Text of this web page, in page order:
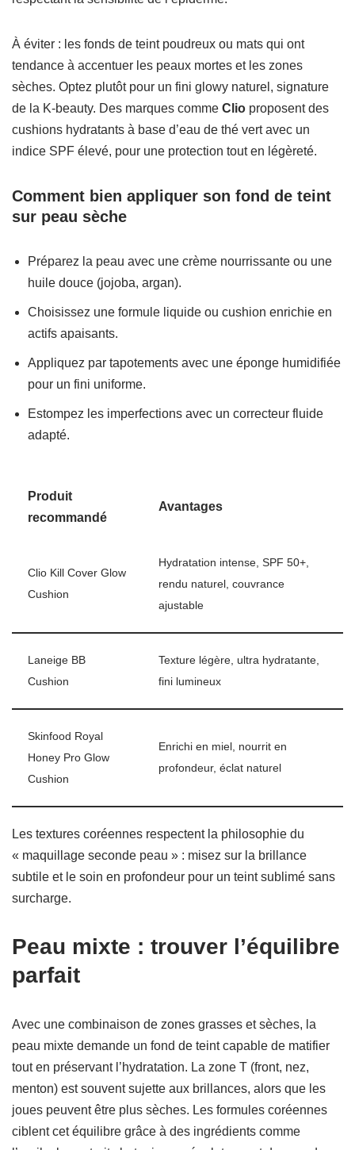
À éviter : les fonds de teint poudreux ou mats qui ont
tendance à accentuer les peaux mortes et les zones
sèches. Optez plutôt pour un fini glowy naturel, signature
de la K-beauty. Des marques comme Clio proposent des
cushions hydratants à base d’eau de thé vert avec un
indice SPF élevé, pour une protection tout en légèreté.
Comment bien appliquer son fond de teint
sur peau sèche
Préparez la peau avec une crème nourrissante ou une
huile douce (jojoba, argan).
Choisissez une formule liquide ou cushion enrichie en
actifs apaisants.
Appliquez par tapotements avec une éponge humidifiée
pour un fini uniforme.
Estompez les imperfections avec un correcteur fluide
adapté.
Produit
recommandé
Avantages
Clio Kill Cover Glow
Cushion
Hydratation intense, SPF 50+,
rendu naturel, couvrance
ajustable
Laneige BB
Cushion
Texture légère, ultra hydratante,
fini lumineux
Skinfood Royal
Honey Pro Glow
Cushion
Enrichi en miel, nourrit en
profondeur, éclat naturel
Les textures coréennes respectent la philosophie du
« maquillage seconde peau » : misez sur la brillance
subtile et le soin en profondeur pour un teint sublimé sans
surcharge.
Peau mixte : trouver l’équilibre
parfait
Avec une combinaison de zones grasses et sèches, la
peau mixte demande un fond de teint capable de matifier
tout en préservant l’hydratation. La zone T (front, nez,
menton) est souvent sujette aux brillances, alors que les
joues peuvent être plus sèches. Les formules coréennes
ciblent cet équilibre grâce à des ingrédients comme